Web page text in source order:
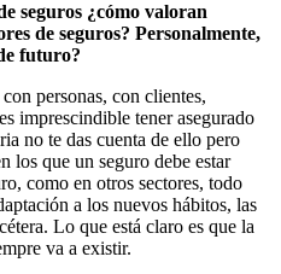
seguros ¿cómo valoran
de seguros? Personalmente,
futuro?
personas, con clientes,
imprescindible tener asegurado
no te das cuenta de ello pero
los que un seguro debe estar
como en otros sectores, todo
a los nuevos hábitos, las
Lo que está claro es que la
va a existir.